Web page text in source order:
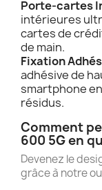
Porte-cartes
intérieures
cartes de
de main.
Fixation
adhésive de
smartphone
résidus.
Comment
600 5G en
Devenez le
grâce à notre